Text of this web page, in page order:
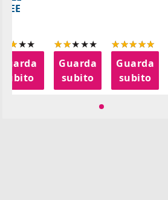
subito
Guarda
subito
Guarda
subito